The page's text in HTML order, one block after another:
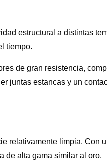
estructural a distintas
tiempo.
de gran resistencia,
juntas estancas y un
relativamente limpia. Con
de alta gama similar al oro.